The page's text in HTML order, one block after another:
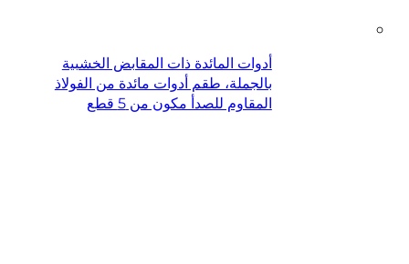
أدوات المائدة ذات المقابض الخشبية
بالجملة، طقم أدوات مائدة من الفولاذ
المقاوم للصدأ مكون من 5 قطع